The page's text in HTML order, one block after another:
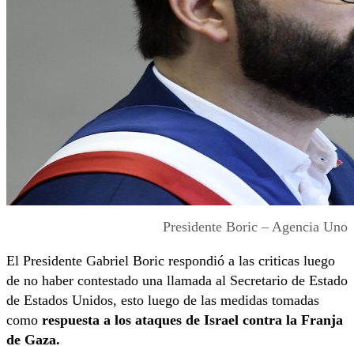
Presidente Boric – Agencia Uno
El Presidente Gabriel Boric respondió a las criticas luego
de no haber contestado una llamada al Secretario de Estado
de Estados Unidos, esto luego de las medidas tomadas
como respuesta a los ataques de Israel contra la Franja
de Gaza.